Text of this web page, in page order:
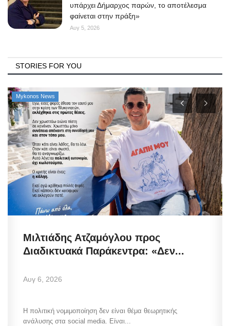
υπάρχει Δήμαρχος παρών, το αποτέλεσμα
φαίνεται στην πράξη»
Αυγ 5, 2026
STORIES FOR YOU
Mykonos News
Μιλτιάδης Ατζαμόγλου προς
Διαδικτυακά Παράκεντρα: «Δεν...
Αυγ 6, 2026
Η πολιτική νομιμοποίηση δεν είναι θέμα θεωρητικής
ανάλυσης στα social media. Είναι...